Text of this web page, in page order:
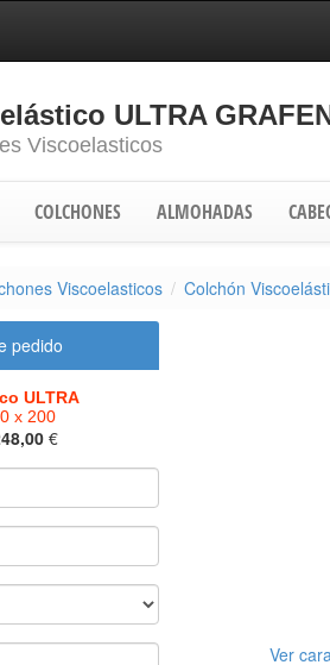
ULTRA
Viscoelasticos
COLCHONES ALMOHADAS
Viscoelasticos Colchón
pedido
ULTRA
x 200
€
Ver